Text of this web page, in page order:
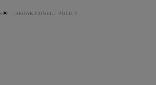
REDAKTIONELL POLICY